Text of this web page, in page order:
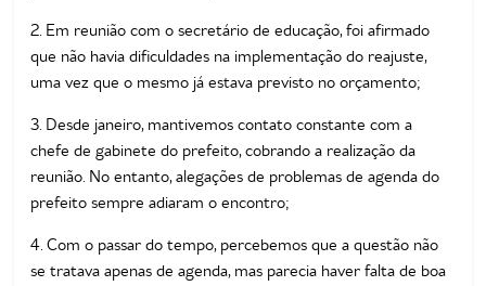
2. Em reunião com o secretário de educação, foi afirmado
que não havia dificuldades na implementação do reajuste,
uma vez que o mesmo já estava previsto no orçamento;
3. Desde janeiro, mantivemos contato constante com a
chefe de gabinete do prefeito, cobrando a realização da
reunião. No entanto, alegações de problemas de agenda do
prefeito sempre adiaram o encontro;
4. Com o passar do tempo, percebemos que a questão não
se tratava apenas de agenda, mas parecia haver falta de boa